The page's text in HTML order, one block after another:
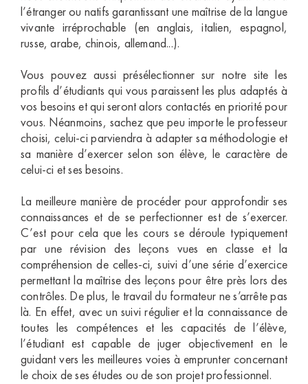
l’étranger ou natifs garantissant une maîtrise de la langue
vivante irréprochable (en anglais, italien, espagnol,
russe, arabe, chinois, allemand...).
Vous pouvez aussi présélectionner sur notre site les
profils d’étudiants qui vous paraissent les plus adaptés à
vos besoins et qui seront alors contactés en priorité pour
vous. Néanmoins, sachez que peu importe le professeur
choisi, celui-ci parviendra à adapter sa méthodologie et
sa manière d’exercer selon son élève, le caractère de
celui-ci et ses besoins.
La meilleure manière de procéder pour approfondir ses
connaissances et de se perfectionner est de s’exercer.
C’est pour cela que les cours se déroule typiquement
par une révision des leçons vues en classe et la
compréhension de celles-ci, suivi d’une série d’exercice
permettant la maîtrise des leçons pour être près lors des
contrôles. De plus, le travail du formateur ne s’arrête pas
là. En effet, avec un suivi régulier et la connaissance de
toutes les compétences et les capacités de l’élève,
l’étudiant est capable de juger objectivement en le
guidant vers les meilleures voies à emprunter concernant
le choix de ses études ou de son projet professionnel.